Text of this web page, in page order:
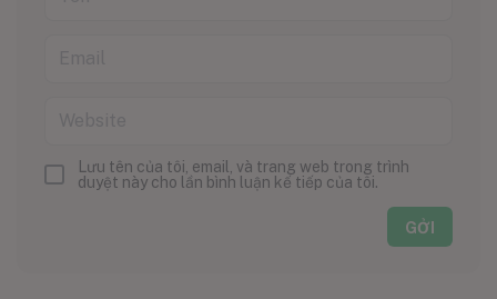
Lưu tên của tôi, email, và trang web trong trình
duyệt này cho lần bình luận kế tiếp của tôi.